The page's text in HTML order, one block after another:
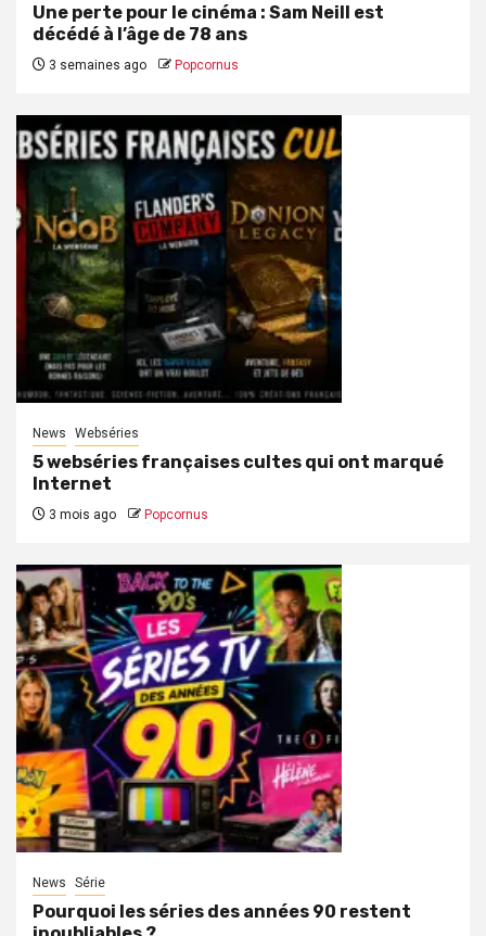
Une perte pour le cinéma : Sam Neill est
décédé à l’âge de 78 ans
3 semaines ago Popcornus
News Webséries
5 webséries françaises cultes qui ont marqué
Internet
3 mois ago Popcornus
News Série
Pourquoi les séries des années 90 restent